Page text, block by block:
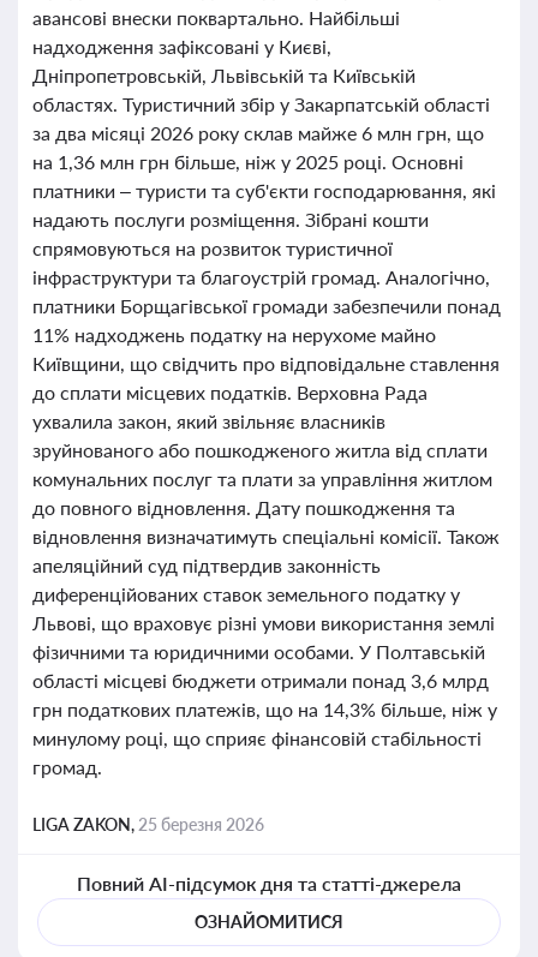
авансові внески поквартально. Найбільші
надходження зафіксовані у Києві,
Дніпропетровській, Львівській та Київській
областях. Туристичний збір у Закарпатській області
за два місяці 2026 року склав майже 6 млн грн, що
на 1,36 млн грн більше, ніж у 2025 році. Основні
платники – туристи та суб'єкти господарювання, які
надають послуги розміщення. Зібрані кошти
спрямовуються на розвиток туристичної
інфраструктури та благоустрій громад. Аналогічно,
платники Борщагівської громади забезпечили понад
11% надходжень податку на нерухоме майно
Київщини, що свідчить про відповідальне ставлення
до сплати місцевих податків. Верховна Рада
ухвалила закон, який звільняє власників
зруйнованого або пошкодженого житла від сплати
комунальних послуг та плати за управління житлом
до повного відновлення. Дату пошкодження та
відновлення визначатимуть спеціальні комісії. Також
апеляційний суд підтвердив законність
диференційованих ставок земельного податку у
Львові, що враховує різні умови використання землі
фізичними та юридичними особами. У Полтавській
області місцеві бюджети отримали понад 3,6 млрд
грн податкових платежів, що на 14,3% більше, ніж у
минулому році, що сприяє фінансовій стабільності
громад.
LIGA ZAKON, 25 березня 2026
Повний AI-підсумок дня та статті-джерела
ОЗНАЙОМИТИСЯ